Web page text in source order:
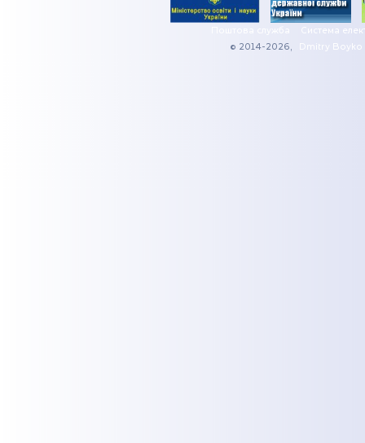
Поштова служба
Система
© 2014-2026,
Dmitry Boyko